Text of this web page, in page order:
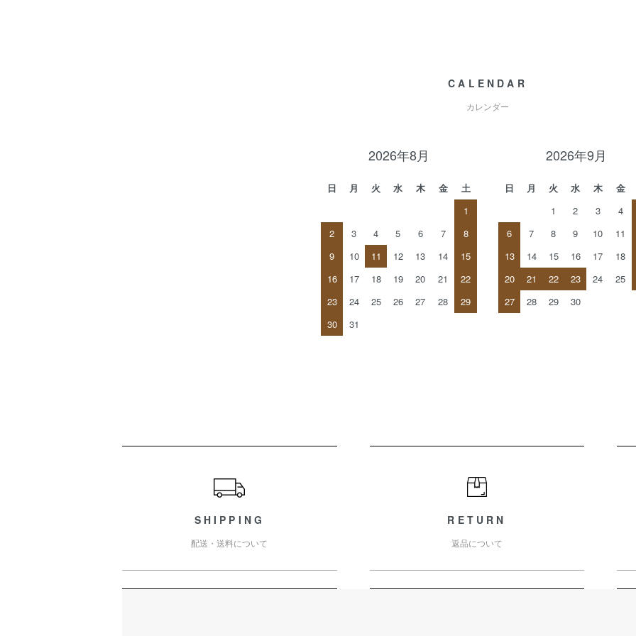
CALENDAR
カレンダー
2026年8月
日 月 火 水 木 金
土
1
2
3 4 5 6 7
8
9
10 11 12 13 14
15
16
17 18 19 20 21
22
23
24 25 26 27 28
29
30
31
2026年9月
日 月 火 水 木 金
1
2 3 4
6
7 8 9 10 11
13
14 15 16 17 18
20
21 22 23 24 25
27
28 29 30
SHIPPING
配送・送料について
RETURN
返品について